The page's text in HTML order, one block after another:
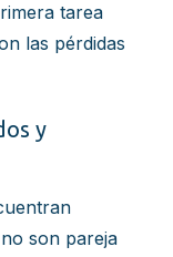
tarea
las pérdidas
y
son pareja